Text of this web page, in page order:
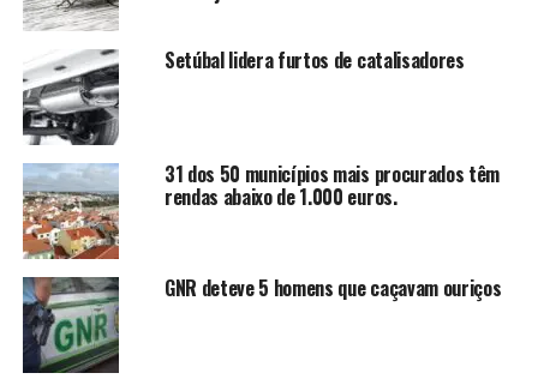
Setúbal lidera furtos de catalisadores
31 dos 50 municípios mais procurados têm
rendas abaixo de 1.000 euros.
GNR deteve 5 homens que caçavam ouriços